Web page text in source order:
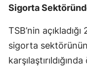
Sigorta
TSB’nin
sigorta sektörünün